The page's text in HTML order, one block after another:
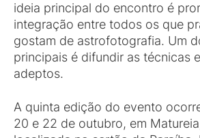
ideia principal do encontro é
integração entre todos os que
gostam de astrofotografia. Um
principais é difundir as técnicas
adeptos.
A quinta edição do evento
20 e 22 de outubro, em